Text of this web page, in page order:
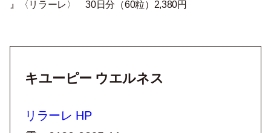
』〈リラーレ〉 30日分（60粒）2,380円
キユーピー ウエルネス
リラーレ HP